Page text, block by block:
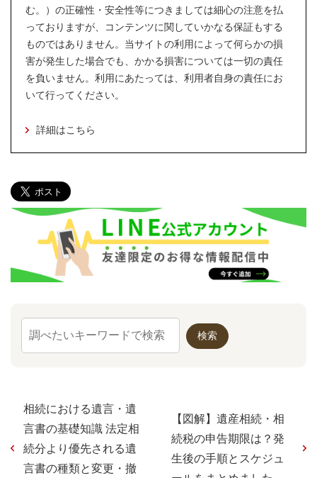
む。）の正確性・安全性等につきましては細心の注意を払
っておりますが、コンテンツに関していかなる保証もする
ものではありません。当サイトの利用によって何らかの損
害が発生した場合でも、かかる損害については一切の責任
を負いません。利用にあたっては、利用者自身の責任にお
いて行ってください。
詳細はこちら
相続における遺言・遺
言書の基礎知識 法定相
続分より優先される遺
言書の種類と変更・撤
【図解】遺産相続・相
続税の申告期限は？発
生後の手順とスケジュ